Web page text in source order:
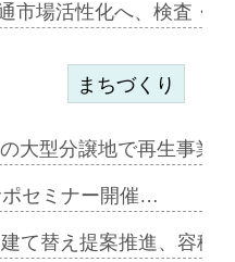
市場活性化へ、検査・
まちづくり
大型分譲地で再生事業
セミナー開催…
て替え提案推進、容積